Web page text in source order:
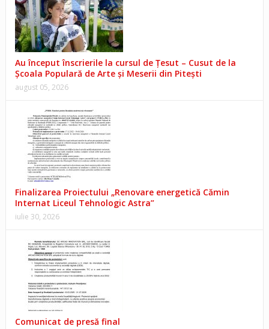
Au început înscrierile la cursul de Țesut – Cusut de la
Școala Populară de Arte și Meserii din Pitești
august 05, 2026
Finalizarea Proiectului „Renovare energetică Cămin
Internat Liceul Tehnologic Astra”
iulie 30, 2026
Comunicat de presă final